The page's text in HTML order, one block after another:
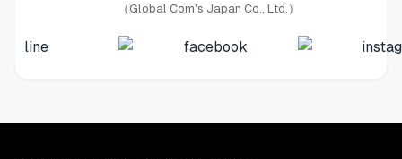
（Global Com's Japan Co., Ltd.）